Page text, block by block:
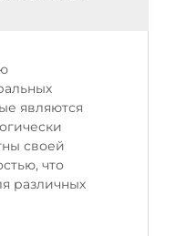
являются
своей
что
различных